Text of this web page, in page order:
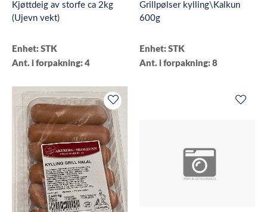
Kjøttdeig av storfe ca 2kg
(Ujevn vekt)
Enhet: STK
Ant. i forpakning: 4
Grillpølser kylling\Kalkun
600g
Enhet: STK
Ant. i forpakning: 8